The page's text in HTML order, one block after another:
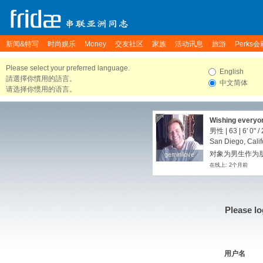
新闻&特写 时尚娱乐 Money 交友社区 家族 活动讯息 旅游 Perks会
Please select your preferred language.
請選擇你慣用的語言。
请选择你惯用的语言。
English
中文简体
geminilove
geminilove
Wishing
男性 | 63 | 6' 0" /
San Diego,
对象为男生作为
在线上: 2个月前
Please
用户名